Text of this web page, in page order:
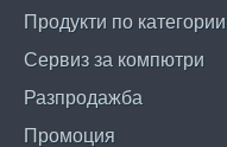
Продукти по категории
Сервиз за компютри
Разпродажба
Промоция